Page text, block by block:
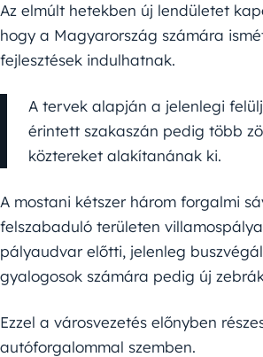
Az elmúlt hetekben új lendületet
hogy a Magyarország számára
fejlesztések indulhatnak.
A tervek alapján a jelenlegi
érintett szakaszán pedig több
köztereket alakítanának ki.
A mostani kétszer három forgalmi
felszabaduló területen
pályaudvar előtti, jelenleg
gyalogosok számára pedig új
Ezzel a városvezetés előnyben
autóforgalommal szemben.